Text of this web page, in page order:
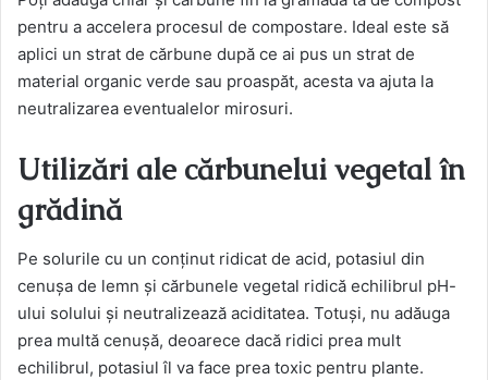
pentru a accelera procesul de compostare. Ideal este să
aplici un strat de cărbune după ce ai pus un strat de
material organic verde sau proaspăt, acesta va ajuta la
neutralizarea eventualelor mirosuri.
Utilizări ale cărbunelui vegetal în
grădină
Pe solurile cu un conținut ridicat de acid, potasiul din
cenușa de lemn și cărbunele vegetal ridică echilibrul pH-
ului solului și neutralizează aciditatea. Totuși, nu adăuga
prea multă cenușă, deoarece dacă ridici prea mult
echilibrul, potasiul îl va face prea toxic pentru plante.